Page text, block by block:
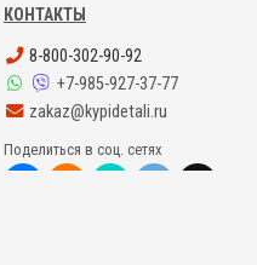
КОНТАКТЫ
8-800-302-90-92
+7-985-927-37-77
zakaz@kypidetali.ru
Поделиться в соц. сетях